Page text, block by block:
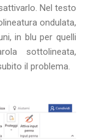
Nel testo
ondulata,
in blu per quelli
sottolineata,
il problema.